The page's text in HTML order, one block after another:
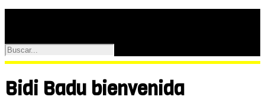
Bidi Badu bienvenida